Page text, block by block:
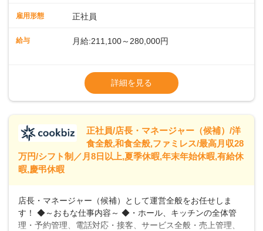
や歩行数が約40%も削減されました！また、配膳ロボットに
なDX（デジタルトランスフォーメーション）の取り組みを進
います。私たちは、多様な働き方を提供し、ライフステージ
に合わせた柔軟な勤務時間や働きやすい環境を整えていま
います。
雇用形態 正社員
給与 月給:211,100～280,000円
※残業代全額支給
※経験に応じて応相談①ナショナル社員：月
給245,800円～②エリア社員 ：月給
詳細を見る
正社員/店長・マネージャー（候補）/洋
食全般,和食全般,ファミレス/最高月収28
万円/シフト制／月8日以上,夏季休暇,年末年始休暇,有給休
暇,慶弔休暇
店長・マネージャー（候補）として運営全般をお任せしま
す！ ◆～おもな仕事内容～ ◆・ホール、キッチンの全体管
理・予約管理、電話対応・接客、サービス全般・売上管理、